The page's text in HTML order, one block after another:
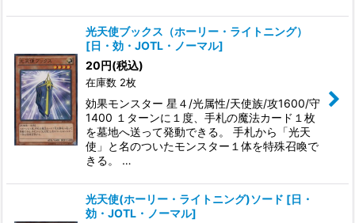
光天使ブックス（ホーリー・ライトニング）
[日・効・JOTL・ノーマル]
20円(税込)
在庫数 2枚
効果モンスター 星４/光属性/天使族/攻1600/守
1400 １ターンに１度、手札の魔法カード１枚
を墓地へ送って発動できる。 手札から「光天
使」と名のついたモンスター１体を特殊召喚で
きる。 …
光天使(ホーリー・ライトニング)ソード [日・
効・JOTL・ノーマル]